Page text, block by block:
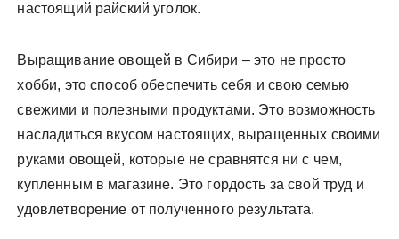
настоящий райский уголок.
Выращивание овощей в Сибири – это не просто
хобби, это способ обеспечить себя и свою семью
свежими и полезными продуктами. Это возможность
насладиться вкусом настоящих, выращенных своими
руками овощей, которые не сравнятся ни с чем,
купленным в магазине. Это гордость за свой труд и
удовлетворение от полученного результата.